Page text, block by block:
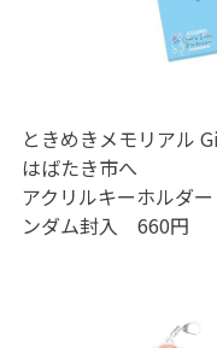
ときめきメモリアル
はばたき市へ
アクリルキーホルダ
ンダム封入 660円